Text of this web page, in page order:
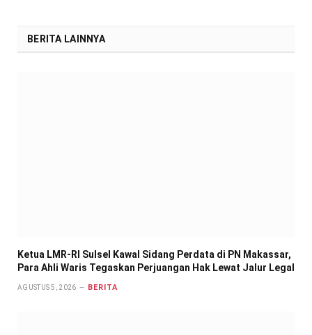
BERITA LAINNYA
Ketua LMR-RI Sulsel Kawal Sidang Perdata di PN Makassar,
Para Ahli Waris Tegaskan Perjuangan Hak Lewat Jalur Legal
AGUSTUS 5, 2026 BERITA